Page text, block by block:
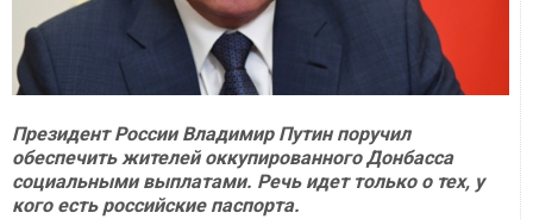
Президент России Владимир Путин поручил
обеспечить жителей оккупированного Донбасса
социальными выплатами. Речь идет только о тех, у
кого есть российские паспорта.